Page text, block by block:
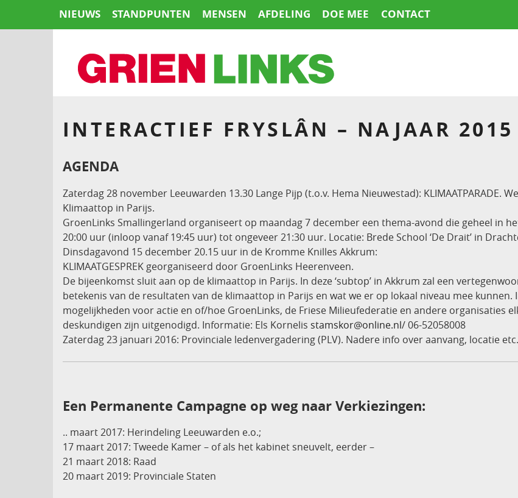
NIEUWS STANDPUNTEN MENSEN AFDELING DOE MEE CONTACT
INTERACTIEF FRYSLÂN – NAJAAR 2015
AGENDA
Zaterdag 28 november Leeuwarden 13.30 Lange Pijp (t.o.v. Hema Nieuwestad): KLIMAATPARADE.
Klimaattop in Parijs.
GroenLinks Smallingerland organiseert op maandag 7 december een thema-avond die geheel in
20:00 uur (inloop vanaf 19:45 uur) tot ongeveer 21:30 uur. Locatie: Brede School ‘De Drait’ in
Dinsdagavond 15 december 20.15 uur in de Kromme Knilles Akkrum:
KLIMAATGESPREK georganiseerd door GroenLinks Heerenveen.
De bijeenkomst sluit aan op de klimaattop in Parijs. In deze ‘subtop’ in Akkrum zal een
betekenis van de resultaten van de klimaattop in Parijs en wat we er op lokaal niveau mee
mogelijkheden voor actie en of/hoe GroenLinks, de Friese Milieufederatie en andere organisaties
deskundigen zijn uitgenodigd. Informatie: Els Kornelis stamskor@online.nl/ 06-52058008
Zaterdag 23 januari 2016: Provinciale ledenvergadering (PLV). Nadere info over aanvang, locatie
Een Permanente Campagne op weg naar Verkiezingen:
.. maart 2017: Herindeling Leeuwarden e.o.;
17 maart 2017: Tweede Kamer – of als het kabinet sneuvelt, eerder –
21 maart 2018: Raad
20 maart 2019: Provinciale Staten